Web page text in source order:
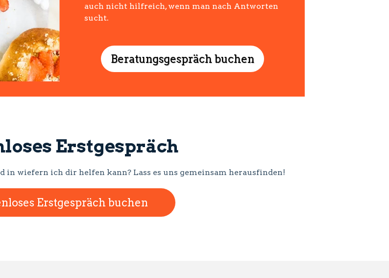
auch nicht hilfreich, wenn man nach Antworten
sucht.
Beratungsgespräch buchen
Erstgespräch
in wiefern ich dir helfen kann? Lass es uns gemeinsam herausfinden!
Erstgespräch buchen